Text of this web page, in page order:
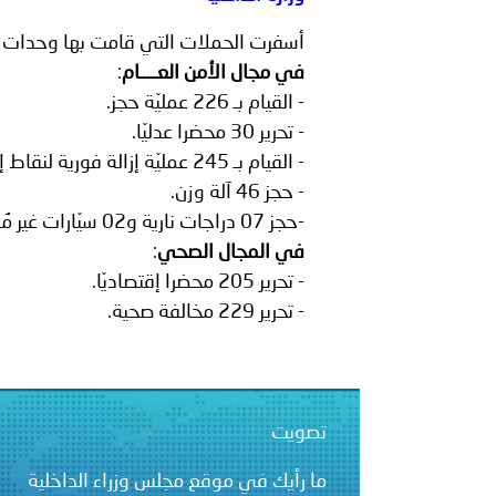
أسفرت الحملات التي قامت بها وحدات الشرطة البلديّة يوم 27
في مجال الأمن العــــام:
- القيام بـ 226 عمليّة حجز.
- تحرير 30 محضرا عدليّا.
- القيام بـ 245 عمليّة إزالة فورية لنقاط إنتصاب عشوائيّة.
- حجز 46 آلة وزن.
-حجز 07 دراجات نارية و02 سيّارات غير مُستوفاة لوثائقها القانونيّة.
في المجال الصحي:
- تحرير 205 محضرا إقتصاديّا.
- تحرير 229 مخالفة صحية.
تصويت
ما رأيك في موقع مجلس وزراء الداخلية